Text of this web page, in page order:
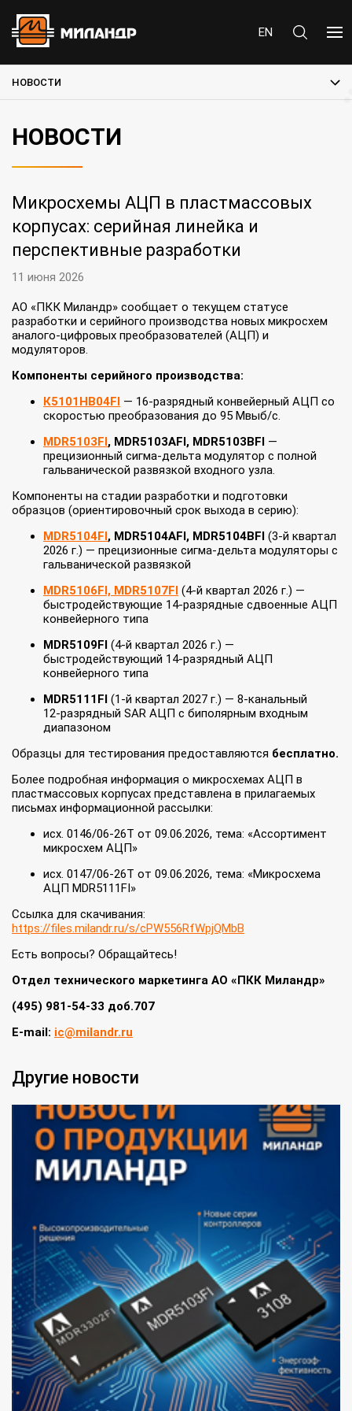
EN
НОВОСТИ
НОВОСТИ
Микросхемы АЦП в пластмассовых
корпусах: серийная линейка и
перспективные разработки
11 июня 2026
АО «ПКК Миландр» сообщает о текущем статусе
разработки и серийного производства новых микросхем
аналого‑цифровых преобразователей (АЦП) и
модуляторов.
Компоненты серийного производства:
К5101НВ04FI — 16‑разрядный конвейерный АЦП со
скоростью преобразования до 95 Мвыб/с.
MDR5103FI, MDR5103АFI, MDR5103ВFI —
прецизионный сигма‑дельта модулятор с полной
гальванической развязкой входного узла.
Компоненты на стадии разработки и подготовки
образцов (ориентировочный срок выхода в серию):
MDR5104FI, MDR5104AFI, MDR5104BFI (3‑й квартал
2026 г.) — прецизионные сигма‑дельта модуляторы с
гальванической развязкой
MDR5106FI, MDR5107FI (4‑й квартал 2026 г.) —
быстродействующие 14‑разрядные сдвоенные АЦП
конвейерного типа
MDR5109FI (4‑й квартал 2026 г.) —
быстродействующий 14-разрядный АЦП
конвейерного типа
MDR5111FI (1‑й квартал 2027 г.) — 8‑канальный
12‑разрядный SAR АЦП с биполярным входным
диапазоном
Образцы для тестирования предоставляются бесплатно.
Более подробная информация о микросхемах АЦП в
пластмассовых корпусах представлена в прилагаемых
письмах информационной рассылки:
исх. 0146/06-26Т от 09.06.2026, тема: «Ассортимент
микросхем АЦП»
исх. 0147/06-26Т от 09.06.2026, тема: «Микросхема
АЦП MDR5111FI»
Ссылка для скачивания:
https://files.milandr.ru/s/cPW556RfWpjQMbB
Есть вопросы? Обращайтесь!
Отдел технического маркетинга АО «ПКК Миландр»
(495) 981-54-33 доб.707
E-mail: ic@milandr.ru
Другие новости